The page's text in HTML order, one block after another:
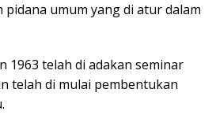
pidana umum yang di atur dalam
1963 telah di adakan seminar
telah di mulai pembentukan